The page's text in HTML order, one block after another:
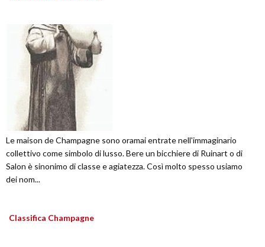
Le maison de Champagne sono oramai entrate nell'immaginario
collettivo come simbolo di lusso. Bere un bicchiere di Ruinart o di
Salon è sinonimo di classe e agiatezza. Così molto spesso usiamo
dei nom...
Classifica Champagne